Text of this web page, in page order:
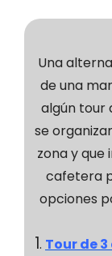
Una
de una
algún tour
se
zona y que
cafetera
opciones
1. Tour de